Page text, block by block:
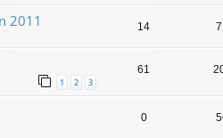
2011 14
1 2 3
61
0